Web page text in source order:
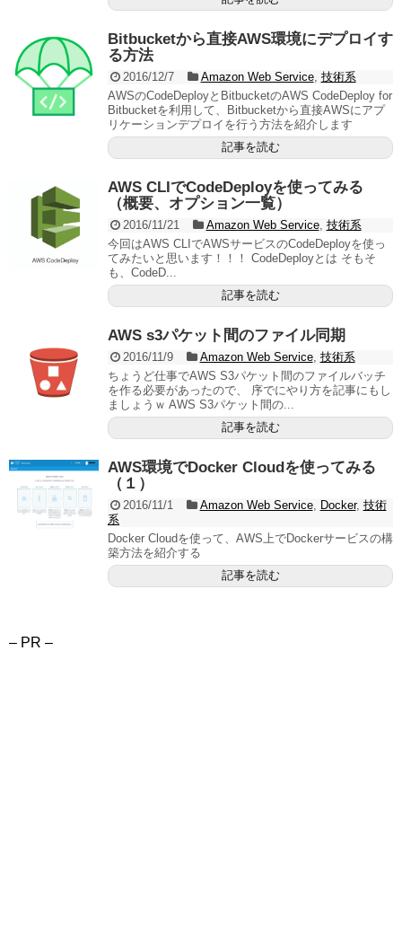
Bitbucketから直接AWS環境にデプロイす
る方法
2016/12/7 Amazon Web Service, 技術系
AWSのCodeDeployとBitbucketのAWS CodeDeploy for
Bitbucketを利用して、Bitbucketから直接AWSにアプ
リケーションデプロイを行う方法を紹介します
記事を読む
AWS CLIでCodeDeployを使ってみる
（概要、オプション一覧）
2016/11/21 Amazon Web Service, 技術系
今回はAWS CLIでAWSサービスのCodeDeployを使っ
てみたいと思います！！！ CodeDeployとは そもそ
も、CodeD...
記事を読む
AWS s3パケット間のファイル同期
2016/11/9 Amazon Web Service, 技術系
ちょうど仕事でAWS S3パケット間のファイルバッチ
を作る必要があったので、 序でにやり方を記事にもし
ましょうｗ AWS S3パケット間の...
記事を読む
AWS環境でDocker Cloudを使ってみる
（１）
2016/11/1 Amazon Web Service, Docker, 技術
系
Docker Cloudを使って、AWS上でDockerサービスの構
築方法を紹介する
記事を読む
– PR –